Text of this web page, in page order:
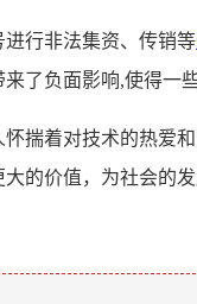
行非法集资、传销等
了负面影响,使得一
揣着对技术的热
的价值，为社会